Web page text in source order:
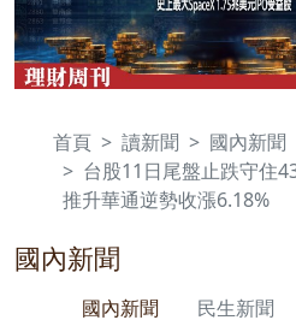
首頁 讀新聞
國內新聞
台股11日尾盤止跌守住
推升華通逆勢收漲6.18%
國內新聞
國內新聞 民生新聞